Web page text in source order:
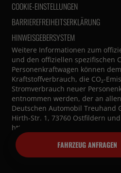
FAHRZEUG ANFRAGEN
COOKIE-EINSTELLUNGEN
BARRIEREFREIHEITSERKLÄRUNG
HINWEISGEBERSYSTEM
Weitere Informationen zum
und den offiziellen spezifischen
Personenkraftwagen können
Kraftstoffverbrauch, die CO₂-
Stromverbrauch neuer
entnommen werden, der an
Deutschen Automobil Treuhand
Hirth-Str. 1, 73760 Ostfildern
https://www.dat.de/co2/
powered by